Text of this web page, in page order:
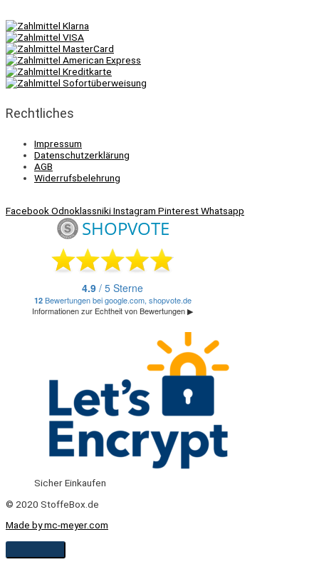
Rechtliches
Impressum
Datenschutzerklärung
AGB
Widerrufsbelehrung
FacebookOdnoklassnikiInstagram PinterestWhatsapp
Sicher Einkaufen
© 2020 StoffeBox.de
Made by mc-meyer.com